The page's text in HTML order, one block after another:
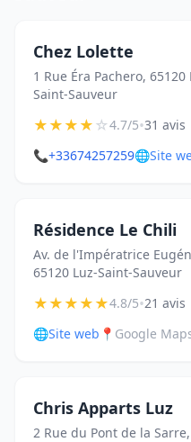
Chez Lolette
1 Rue Éra Pachero, 65120
Saint-Sauveur
★★★★☆4.7/5•31 avis
📞+33674257259🌐Site
Résidence Le Chili
Av. de l'Impératrice
65120 Luz-Saint-Sauveur
★★★★★4.8/5•21 avis
🌐Site web 📍 Google
Chris Apparts Luz
2 Rue du Pont de la